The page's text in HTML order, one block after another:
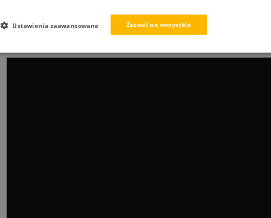
Wyświetlanie wszystkich wyników: 6
Zezwól na wszystkie
Ustawienia zaawansowane